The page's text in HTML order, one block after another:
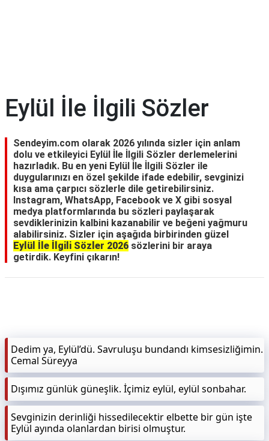
Eylül İle İlgili Sözler
Sendeyim.com olarak 2026 yılında sizler için anlam
dolu ve etkileyici Eylül İle İlgili Sözler derlemelerini
hazırladık. Bu en yeni Eylül İle İlgili Sözler ile
duygularınızı en özel şekilde ifade edebilir, sevginizi
kısa ama çarpıcı sözlerle dile getirebilirsiniz.
Instagram, WhatsApp, Facebook ve X gibi sosyal
medya platformlarında bu sözleri paylaşarak
sevdiklerinizin kalbini kazanabilir ve beğeni yağmuru
alabilirsiniz. Sizler için aşağıda birbirinden güzel
Eylül İle İlgili Sözler 2026 sözlerini bir araya
getirdik. Keyfini çıkarın!
Dedim ya, Eylül’dü. Savruluşu bundandı kimsesizliğimin.
Cemal Süreyya
Dışımız günlük güneşlik. İçimiz eylül, eylül sonbahar.
Sevginizin derinliği hissedilecektir elbette bir gün işte
Eylül ayında olanlardan birisi olmuştur.